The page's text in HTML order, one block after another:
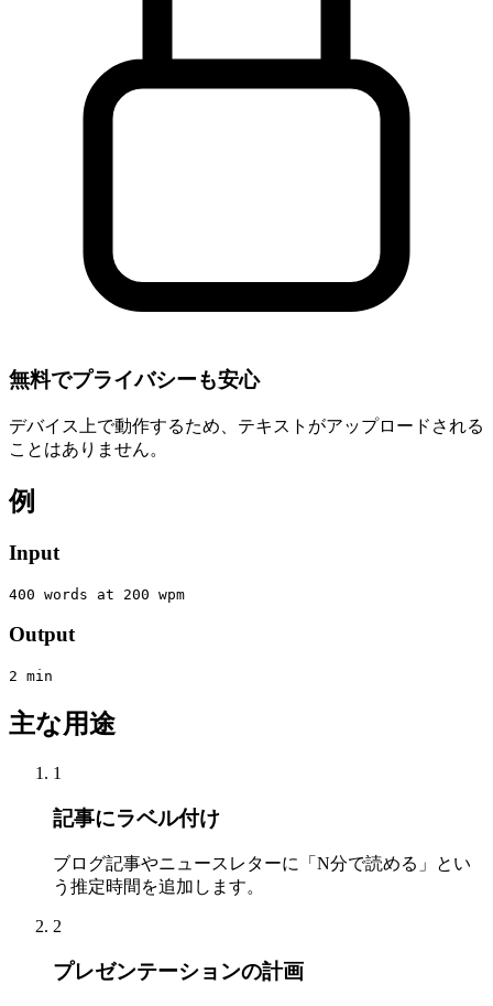
無料でプライバシーも安心
デバイス上で動作するため、テキストがアップロードされる
ことはありません。
例
Input
400 words at 200 wpm
Output
2 min
主な用途
1
記事にラベル付け
ブログ記事やニュースレターに「N分で読める」とい
う推定時間を追加します。
2
プレゼンテーションの計画